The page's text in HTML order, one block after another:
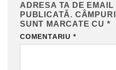
ADRESA TA DE EMAIL
PUBLICATĂ.
SUNT MARCATE CU *
COMENTARIU *